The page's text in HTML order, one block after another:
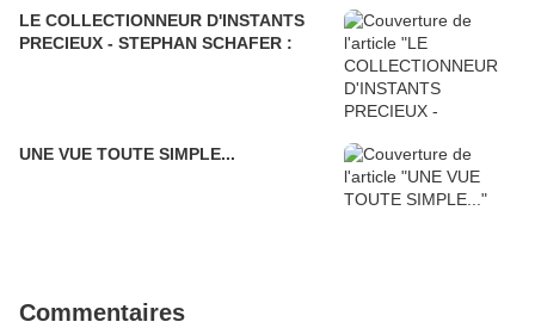
LE COLLECTIONNEUR D'INSTANTS
PRECIEUX - STEPHAN SCHAFER :
UNE VUE TOUTE SIMPLE...
Commentaires